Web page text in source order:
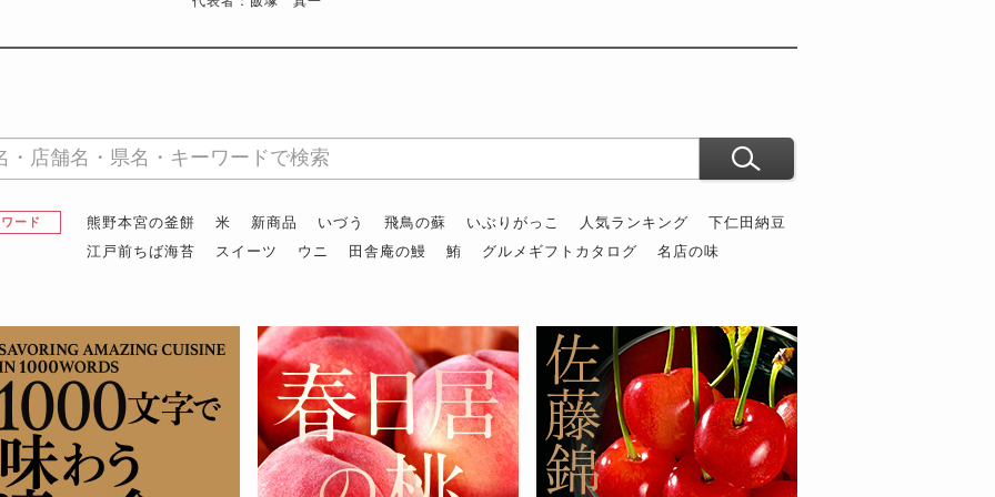
ード 熊野本宮の釜餅 米 新商品 いづう 飛鳥の蘇 いぶりがっこ 人気ランキング
下仁田納豆
江戸前ちば海苔
スイーツ ウニ 田舎庵の鰻 鮪 グルメギフトカタログ 名店の味